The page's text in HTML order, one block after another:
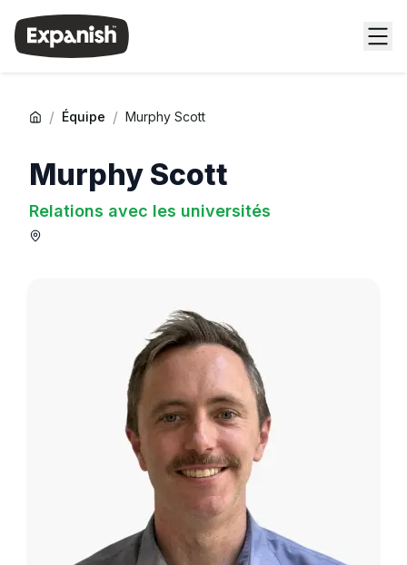
/ Équipe / Murphy Scott
Murphy Scott
Relations avec les universités